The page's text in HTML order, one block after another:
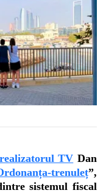
realizatorul TV Dan
trenuleț”,
sistemul fiscal